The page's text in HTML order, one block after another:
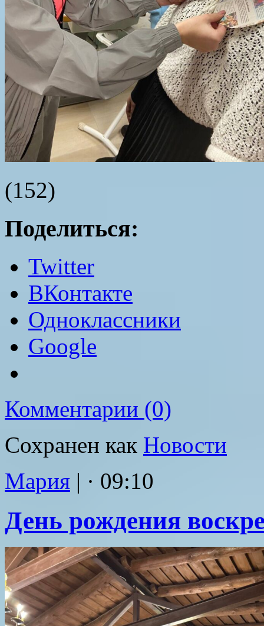
(152)
Поделиться:
Twitter
ВКонтакте
Одноклассники
Google
Комментарии (0)
Сохранен как Новости
Мария | · 09:10
День рождения